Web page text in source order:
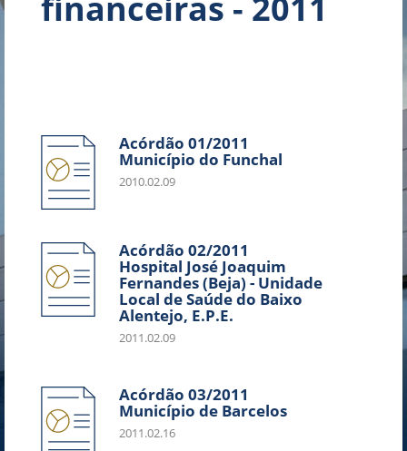
Acórdão 01/2011
Município do Funchal
2010.02.09
Acórdão 02/2011
Hospital José Joaquim
Fernandes (Beja) - Unidade
Local de Saúde do Baixo
Alentejo, E.P.E.
2011.02.09
Acórdão 03/2011
Município de Barcelos
2011.02.16